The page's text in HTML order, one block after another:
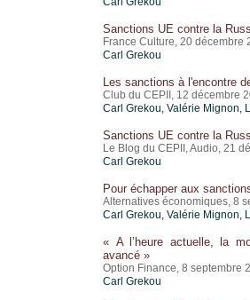
Sanctions UE contre la
France Culture, 20 décembre
Carl Grekou
Les sanctions à l'encontre
Club du CEPII, 12 décembre
Carl Grekou Valérie Mignon
Sanctions UE contre la
Le Blog du CEPII, Audio, 21
Carl Grekou
Pour échapper aux
Alternatives économiques, 8
Carl Grekou Valérie Mignon
« A l’heure actuelle, la
avancé »
Option Finance, 8 septembre
Carl Grekou